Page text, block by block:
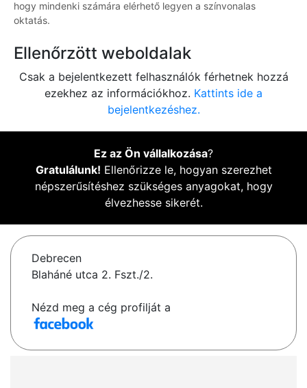
hogy mindenki számára elérhető legyen a színvonalas
oktatás.
Ellenőrzött weboldalak
Csak a bejelentkezett felhasználók férhetnek hozzá
ezekhez az információkhoz. Kattints ide a
bejelentkezéshez.
Ez az Ön vállalkozása?
Gratulálunk! Ellenőrizze le, hogyan szerezhet
népszerűsítéshez szükséges anyagokat, hogy
élvezhesse sikerét.
Debrecen
Blaháné utca 2. Fszt./2.
Nézd meg a cég profilját a